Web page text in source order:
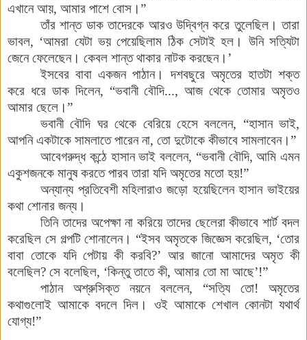
এখানে আয়, আমার পাশে বোস ।”
তাঁর শান্ত ডাক তাদেরকে আরও উদ্বিগ্ন করে তুলেছিল। তারা
ভাবল, ‘আমরা যেটা ভয় পেয়েছিলাম ঠিক সেটাই হল । উনি সত্যিটা
জেনে ফেলেছেন। কেবল শান্ত থাকার নাটক করছেন। ’
ইসবের বাবা একজন পাঠান। দশবছুরে অমৃতের হাতটা শক্ত
করে ধরে ডাক দিলেন, “ভবানী বৌদি...,আজ থেকে তোমার অমৃতও
আমার ছেলে ।”
ভবানী বৌদি ঘর থেকে বেরিয়ে হেসে বললেন, “হাসান ভাই,
আপনি একটাকে সামলাতে পারেন না, তো দুটোকে কীভাবে সামলাবেন।”
আবেগরুদ্ধ কন্ঠে হাসান ভাই বললেন, “ভবানী বৌদি,আমি এমন
একুশজনকে মানুষ করতে পারব তারা যদি অমৃতের মতো হয়!”
অন্যান্য প্রতিবেশী মহিলারাও জড়ো হয়েছিলেন হাসান ভাইয়ের
কথা শোনার জন্য।
তিনি তাদের অপেক্ষা না করিয়ে তাদের ছেলেরা কীভাবে শার্ট বদল
করেছিল সে গল্পটি শোনালেন। “ইসব অমৃতকে জিজ্ঞেস করেছিল, ‘তোর
বাবা তোকে যদি পেটায় কী করবি?’ আর জানো আমাদের অমৃত কী
বলেছিল? সে বলেছিল, ‘কিন্তু তাতে কী, আমার তো মা আছে’!”
পাঠান
অশ্রুসিক্ত নয়নে বললেন, “সত্যি তো! অমৃতের
কথাগুলোই আমাকে বদলে দিল । ওই আমাকে শেখাল কোনটা যথার্থ
যোগ্য!”